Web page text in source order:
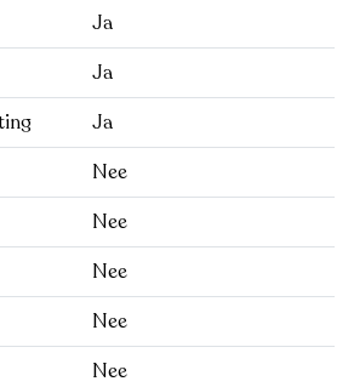
Ja
Ja
Ja
Nee
Nee
Nee
Nee
Nee